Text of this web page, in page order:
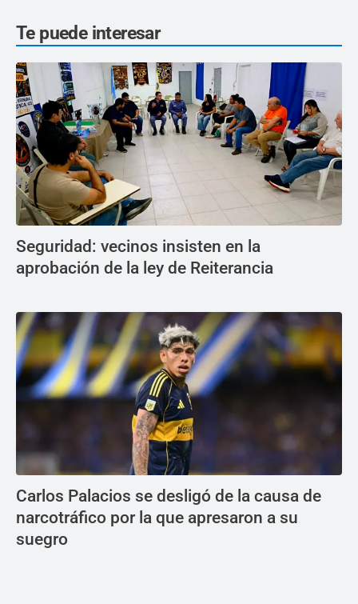
Te puede interesar
Seguridad: vecinos insisten en la
aprobación de la ley de Reiterancia
Carlos Palacios se desligó de la causa de
narcotráfico por la que apresaron a su
suegro